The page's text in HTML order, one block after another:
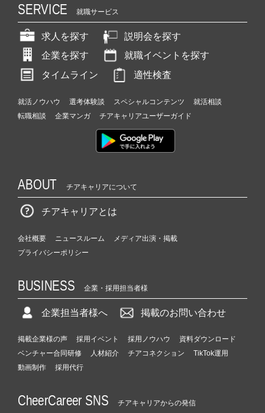
SERVICE 就職サービス
求人を探す
説明会を探す
企業を探す
就職イベントを探す
タイムライン
適性検査
就活ノウハウ 選考体験談 スペシャルコンテンツ
就活相談
転職相談
企業マンガ チアキャリアユーザーガイド
ABOUT チアキャリアについて
チアキャリアとは
会社概要 ニュースルーム
メディア出演・掲載
プライバシーポリシー
BUSINESS 企業・採用担当者様
企業担当者様へ 掲載のお問い合わせ
掲載企業様の声 採用イベント 採用ノウハウ
資料ダウンロード
ベンチャー合同研修
人材紹介 チアコネクション
TikTok運用
動画制作
採用代行
CheerCareer SNS チアキャリアからの発信